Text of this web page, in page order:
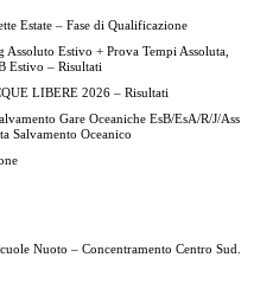
Estate – Fase di Qualificazione
Estivo + Prova Tempi Assoluta,
Estivo – Risultati
LIBERE 2026 – Risultati
Gare Oceaniche EsB/EsA/R/J/Ass
Salvamento Oceanico
Nuoto – Concentramento Centro Sud.